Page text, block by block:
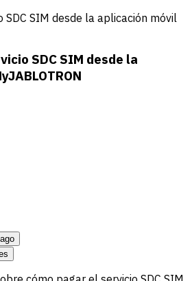
SDC SIM desde la aplicación móvil
SDC SIM desde la